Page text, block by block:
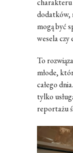
dodatków,
mogą być
wesela czy
To
młode,
całego
tylko
reportażu